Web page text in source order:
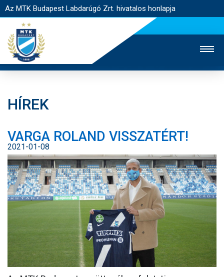
Az MTK Budapest Labdarúgó Zrt. hivatalos honlapja
JEGYÉRTÉKESÍTÉS
WEBSHOP
STADION
EGYESÜLET
KAPCSOLAT
NYITÓLAP
HÍREK
CSAPATOK
MÉRKŐZÉSEK
KLUB
HÍREK
VARGA ROLAND VISSZATÉRT!
2021-01-08